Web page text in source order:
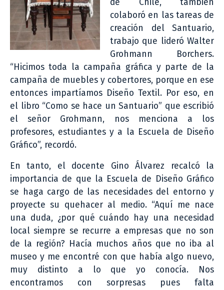
de Chile, también
colaboró en las tareas de
creación del Santuario,
trabajo que lideró Walter
Grohmann Borchers.
“Hicimos toda la campaña gráfica y parte de la
campaña de muebles y cobertores, porque en ese
entonces impartíamos Diseño Textil. Por eso, en
el libro “Como se hace un Santuario” que escribió
el señor Grohmann, nos menciona a los
profesores, estudiantes y a la Escuela de Diseño
Gráfico”, recordó.
En tanto, el docente Gino Álvarez recalcó la
importancia de que la Escuela de Diseño Gráfico
se haga cargo de las necesidades del entorno y
proyecte su quehacer al medio. “Aquí me nace
una duda, ¿por qué cuándo hay una necesidad
local siempre se recurre a empresas que no son
de la región? Hacía muchos años que no iba al
museo y me encontré con que había algo nuevo,
muy distinto a lo que yo conocía. Nos
encontramos con sorpresas pues falta